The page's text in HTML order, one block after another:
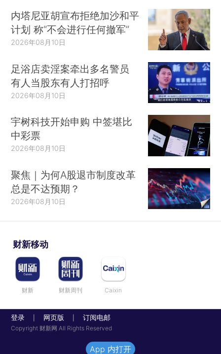
内塔尼亚胡宣布拒绝加沙和平
计划 称“不会进行任何撤军”
2026年08月10日
足浴店卖淫案牵出多名警员
有人当股东有人打招呼
2026年08月10日
宇树科技开始申购 中签堪比
中彩票
2026年08月10日
聚焦｜为何A股退市制度改革
总是不达预期？
2026年08月10日
财新移动
财新 财新周刊 Caixin
登录 网页版 订阅电邮
Copyright 财新网 All Rights Reserved
App 内打开